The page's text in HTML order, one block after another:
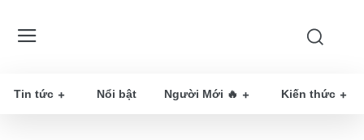
Tin tức Nổi bật Người Mới 🔥 Kiến thức